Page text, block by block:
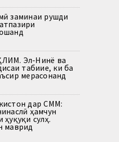
заминаи рушди
Эл-Нинё ва
табиие, ки ба
мерасонанд
дар СММ:
ҳамчун
сулҳ.
маврид